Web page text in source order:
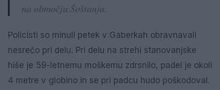
na območju Šoštanja.
Policisti so minuli petek v Gaberkah obravnavali
nesrečo pri delu. Pri delu na strehi stanovanjske
hiše je 59-letnemu moškemu zdrsnilo, padel je okoli
4 metre v globino in se pri padcu hudo poškodoval.